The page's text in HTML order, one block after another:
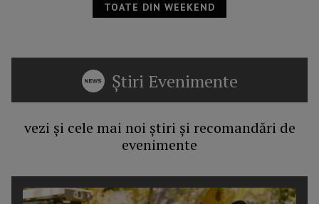
TOATE DIN WEEKEND
Știri Evenimente
vezi și cele mai noi știri și recomandări de
evenimente